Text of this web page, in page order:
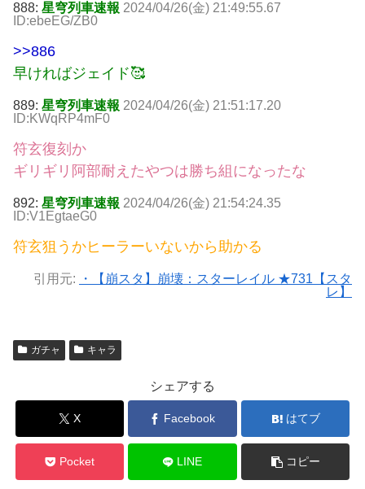
888: 星穹列車速報 2024/04/26(金) 21:49:55.67
ID:ebeEG/ZB0
>>886
早ければジェイド🥰
889: 星穹列車速報 2024/04/26(金) 21:51:17.20
ID:KWqRP4mF0
符玄復刻か
ギリギリ阿部耐えたやつは勝ち組になったな
892: 星穹列車速報 2024/04/26(金) 21:54:24.35
ID:V1EgtaeG0
符玄狙うかヒーラーいないから助かる
引用元:
・【崩スタ】崩壊：スターレイル ★731【スタ
レ】
ガチャ キャラ
シェアする
X Facebook はてブ
Pocket LINE コピー